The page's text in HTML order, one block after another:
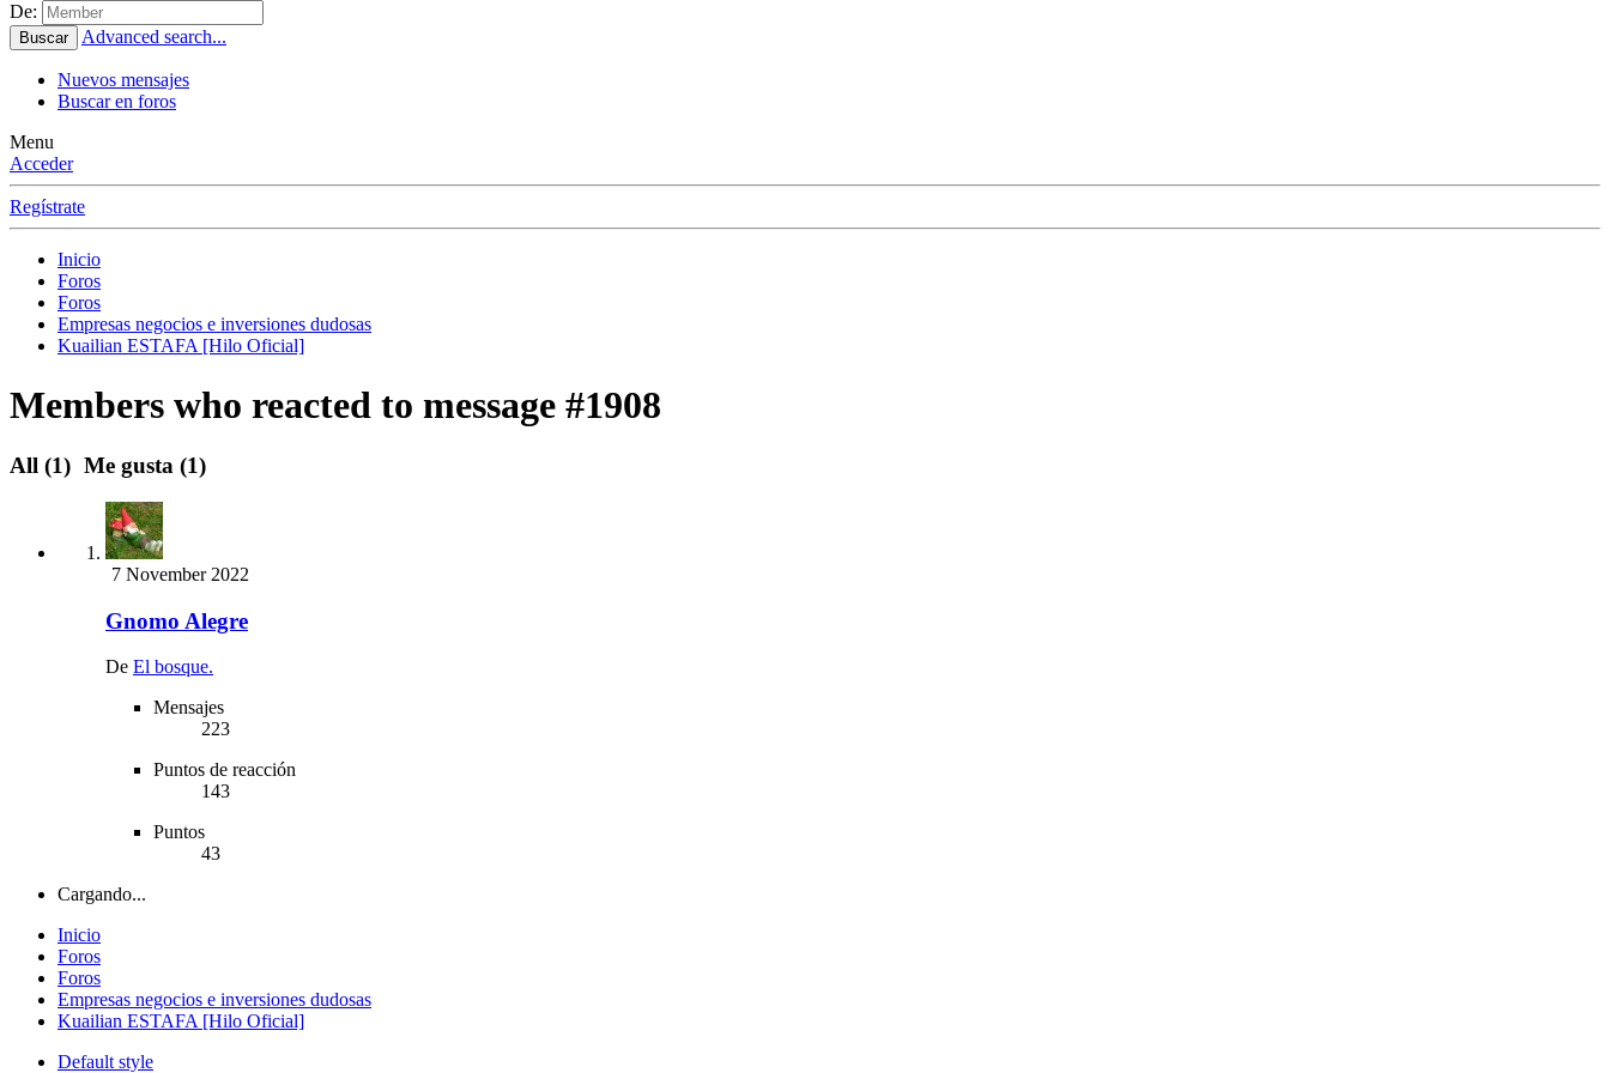
De:
Buscar Advanced search...
Nuevos mensajes
Buscar en foros
Menu
Acceder
Regístrate
Inicio
Foros
Foros
Empresas negocios e inversiones dudosas
Kuailian ESTAFA [Hilo Oficial]
Members who reacted to message #1908
All (1) Me gusta (1)
7 November 2022
Gnomo Alegre
De El bosque.
Mensajes
223
Puntos de reacción
143
Puntos
43
Cargando...
Inicio
Foros
Foros
Empresas negocios e inversiones dudosas
Kuailian ESTAFA [Hilo Oficial]
Default style